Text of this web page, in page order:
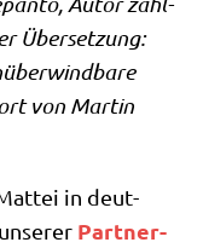
Über­set­zung:
von Mar­tin
in deut­
Part­ner­